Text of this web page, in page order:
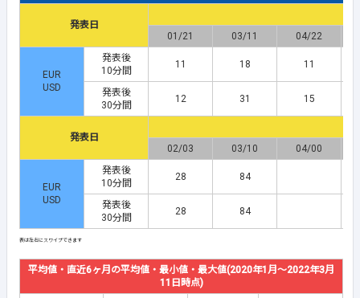
発表日
01/21
03/11 04/22
EUR
USD
発表後
10分間
11 18 11
発表後
30分間
12 31 15
発表日
02/03
03/10 04/00
EUR
USD
発表後
10分間
28 84
発表後
30分間
28 84
平均値・直近6ヶ月の平均値・最小値・最大値(2020年1月～2022年3月
11日時点)